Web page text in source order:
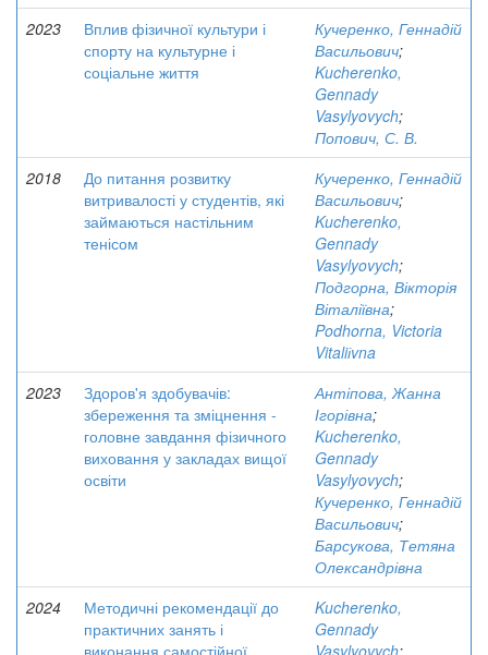
2023
Вплив фізичної культури і
спорту на культурне і
соціальне життя
Кучеренко, Геннадій
Васильович;
Kucherenko,
Gennady
Vasylyovych;
Попович, С. В.
2018
До питання розвитку
витривалості у студентів, які
займаються настільним
тенісом
Кучеренко, Геннадій
Васильович;
Kucherenko,
Gennady
Vasylyovych;
Подгорна, Вікторія
Віталіївна;
Podhorna, Victoria
Vitaliіvna
2023
Здоров'я здобувачів:
збереження та зміцнення -
головне завдання фізичного
виховання у закладах вищої
освіти
Антіпова, Жанна
Ігорівна;
Kucherenko,
Gennady
Vasylyovych;
Кучеренко, Геннадій
Васильович;
Барсукова, Тетяна
Олександрівна
2024
Методичні рекомендації до
практичних занять і
виконання самостійної
Kucherenko,
Gennady
Vasylyovych;